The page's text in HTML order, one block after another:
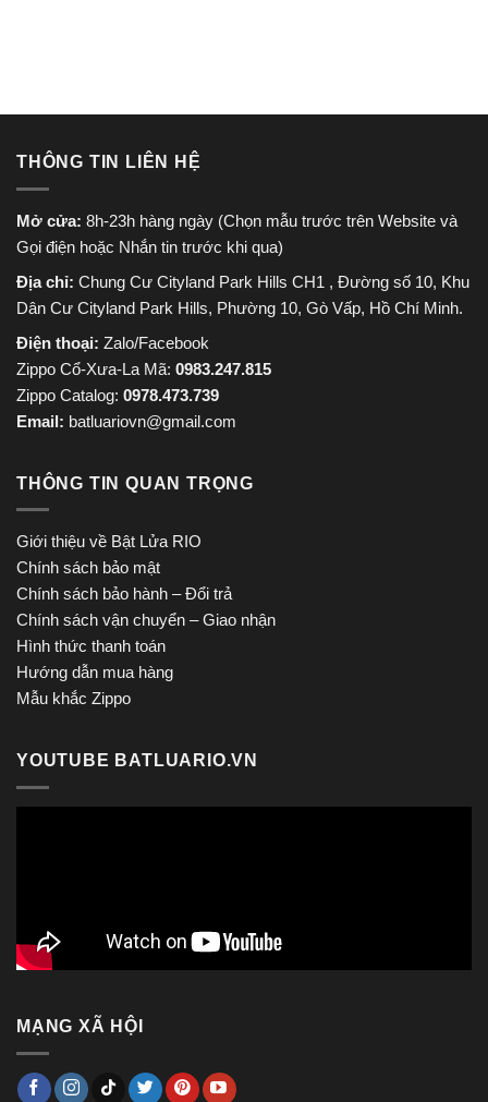
THÔNG TIN LIÊN HỆ
Mở cửa: 8h-23h hàng ngày (Chọn mẫu trước trên Website và
Gọi điện hoặc Nhắn tin trước khi qua)
Địa chỉ: Chung Cư Cityland Park Hills CH1 , Đường số 10, Khu
Dân Cư Cityland Park Hills, Phường 10, Gò Vấp, Hồ Chí Minh.
Điện thoại: Zalo/Facebook
Zippo Cổ-Xưa-La Mã: 0983.247.815
Zippo Catalog: 0978.473.739
Email: batluariovn@gmail.com
THÔNG TIN QUAN TRỌNG
Giới thiệu về Bật Lửa RIO
Chính sách bảo mật
Chính sách bảo hành – Đổi trả
Chính sách vận chuyển – Giao nhận
Hình thức thanh toán
Hướng dẫn mua hàng
Mẫu khắc Zippo
YOUTUBE BATLUARIO.VN
MẠNG XÃ HỘI